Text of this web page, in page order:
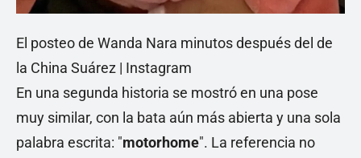
El posteo de Wanda Nara minutos después del de
la China Suárez | Instagram
En una segunda historia se mostró en una pose
muy similar, con la bata aún más abierta y una sola
palabra escrita: "motorhome". La referencia no